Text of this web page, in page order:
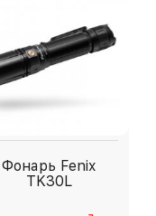
Фонарь Fenix
TK30L